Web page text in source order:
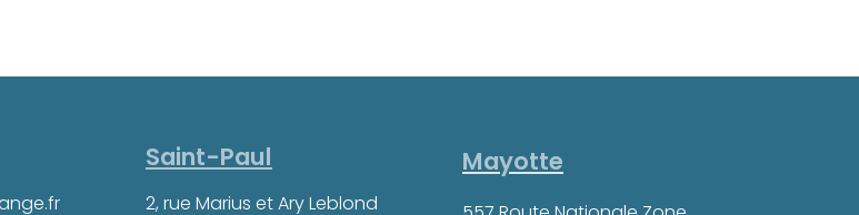
Saint-Paul
2, rue Marius et Ary Leblond
Mayotte